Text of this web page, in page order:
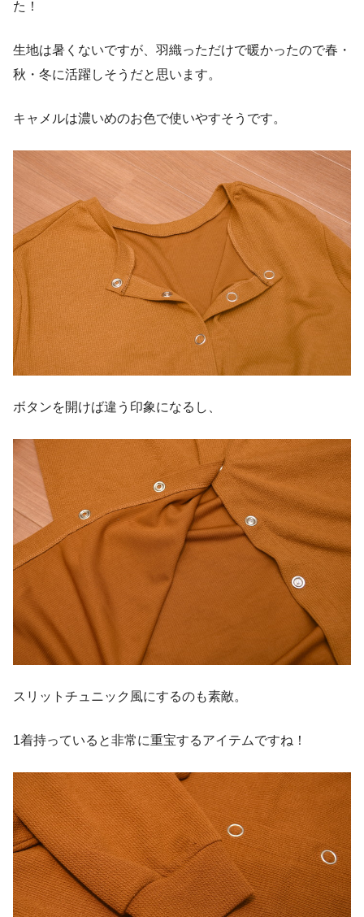
た！
生地は暑くないですが、羽織っただけで暖かったので春・
秋・ 冬に活躍しそうだと思います。
キャメルは濃いめのお色で使いやすそうです。
ボタンを開けば違う印象になるし、
スリットチュニック風にするのも素敵。
1着持っていると非常に重宝するアイテムですね！